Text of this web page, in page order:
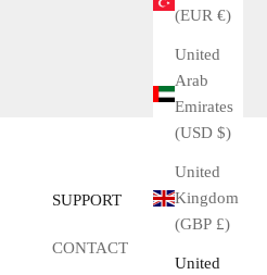
(EUR €)
United
Arab
Emirates
(USD $)
United
Kingdom
(GBP £)
United
SUPPORT
CONTACT